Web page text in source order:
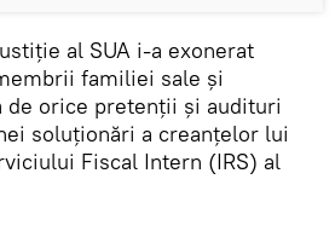
al SUA i-a exonerat
familiei sale și
de orice pretenții și audituri
soluționări a creanțelor lui
Fiscal Intern (IRS) al